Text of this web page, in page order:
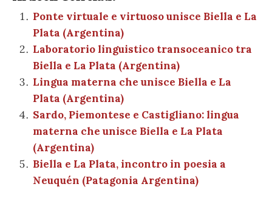
b
o
o
k
r t A
p
p
g a dI et
l di
vi
di
Ponte virtuale e virtuoso unisce Biella e La
Plata (Argentina)
Laboratorio linguistico transoceanico tra
Biella e La Plata (Argentina)
Lingua materna che unisce Biella e La
Plata (Argentina)
Sardo, Piemontese e Castigliano: lingua
materna che unisce Biella e La Plata
(Argentina)
Biella e La Plata, incontro in poesia a
Neuquén (Patagonia Argentina)